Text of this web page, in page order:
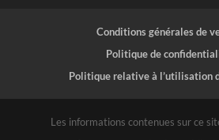
Conditions générales de
Politique de
Politique relative à l’utilisation
Les informations contenues sur ce